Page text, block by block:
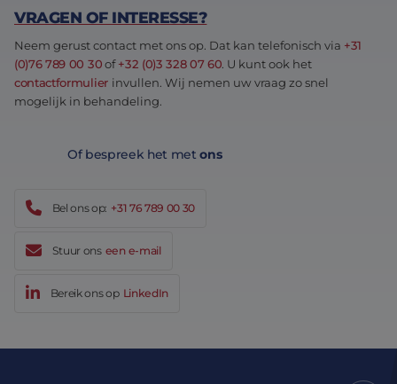
VRAGEN OF INTERESSE?
Neem gerust contact met ons op. Dat kan telefonisch via +31
(0)76 789 00 30of+32 (0)3 328 07 60. U kunt ook het
contactformulier invullen. Wij nemen uw vraag zo snel
mogelijk in behandeling.
Of bespreek het metons
Bel ons op: +31 76 789 00 30
Stuur ons een e-mail
Bereik ons op LinkedIn